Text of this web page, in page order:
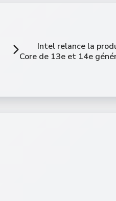
Intel relance la
Core de 13e et 14e